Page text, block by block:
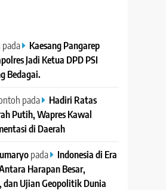
pada
Kaesang Pangarep
Jadi Ketua DPD PSI
Bedagai.
pada
Hadiri Ratas
Putih, Wapres Kawal
di Daerah
pada
Indonesia di Era
Harapan Besar,
dan Ujian Geopolitik Dunia